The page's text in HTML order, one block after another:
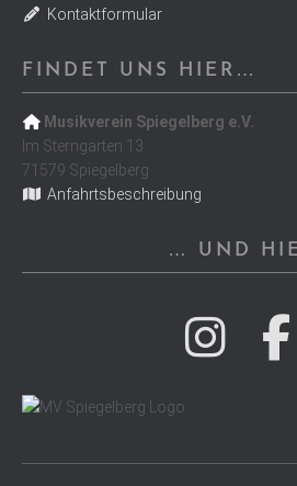
Kontaktformular
FINDET UNS HIER…
Musikverein Spiegelberg e.V.
Im Sterngarten 13
71579 Spiegelberg
Anfahrtsbeschreibung
… UND